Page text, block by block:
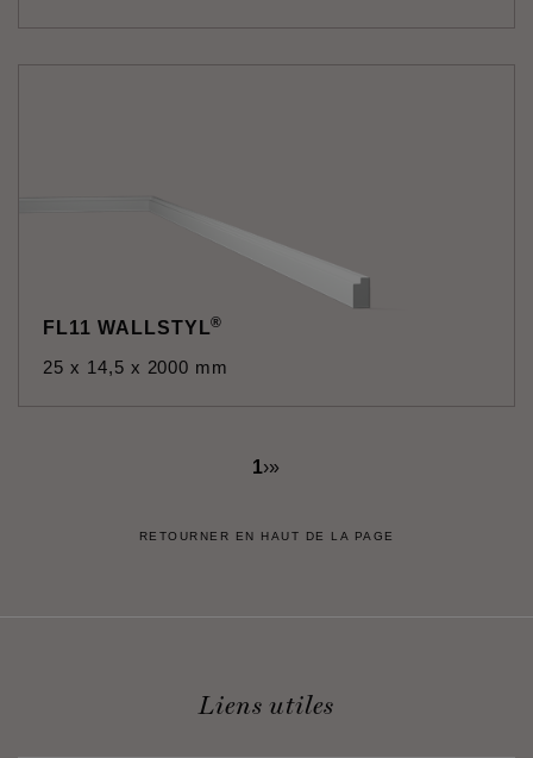
FL11 WALLSTYL®
25 x 14,5 x 2000 mm
1›»
RETOURNER EN HAUT DE LA PAGE
Liens utiles